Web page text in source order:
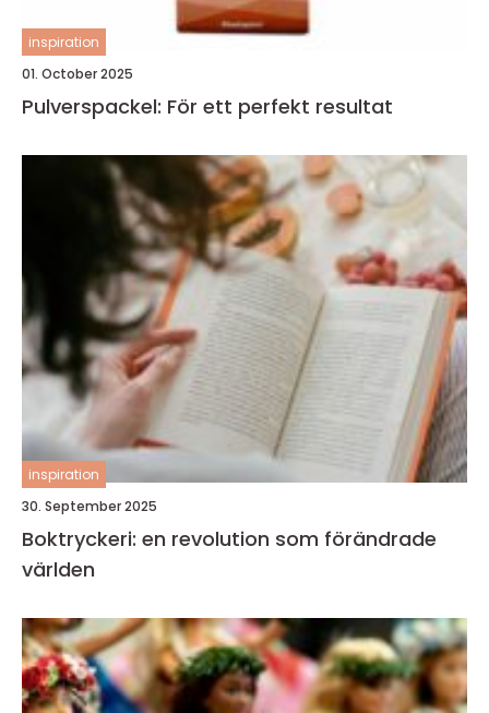
inspiration
01. October 2025
Pulverspackel: För ett perfekt resultat
inspiration
30. September 2025
Boktryckeri: en revolution som förändrade
världen